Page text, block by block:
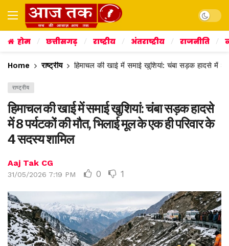
Dark
होम छत्तीसगढ़ राष्ट्रीय अंतराष्ट्रीय राजनीति
Home राष्ट्रीय हिमाचल की खाई में समाई खुशियां: चंबा सड़क हादसे में 8
राष्ट्रीय
हिमाचल की खाई में समाई खुशियां: चंबा सड़क हादसे
में 8 पर्यटकों की मौत, भिलाई मूल के एक ही परिवार के
4 सदस्य शामिल
Aaj Tak CG
31/05/2026 7:19 PM 0 1